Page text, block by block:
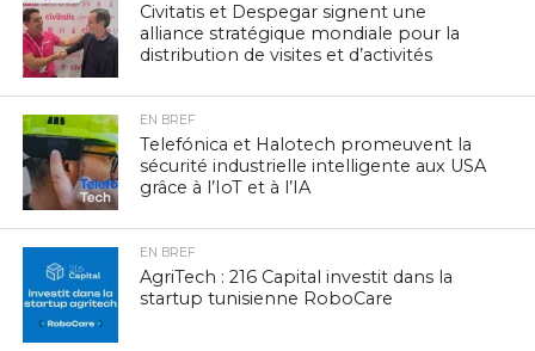
Civitatis et Despegar signent une
alliance stratégique mondiale pour la
distribution de visites et d’activités
EN BREF
Telefónica et Halotech promeuvent la
sécurité industrielle intelligente aux USA
grâce à l’IoT et à l’IA
EN BREF
AgriTech : 216 Capital investit dans la
startup tunisienne RoboCare